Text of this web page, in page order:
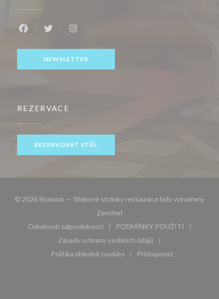
NEWSLETTER
REZERVACE
REZERVOVAT STŮL
© 2026 Shamrat — Webové stránky restaurace byly vytvořeny
Zenchef((otevře se v novém okně))
Odmítnutí odpovědnosti
((otevře se v novém okně))
PODMÍNKY POUŽITÍ
((otevře se v novém
Zásady ochrany osobních údajů
((otevře se v novém okně))
Politika ohledně cookies
((otevře se v novém okně))
Pristupnost
((otevře se v novém